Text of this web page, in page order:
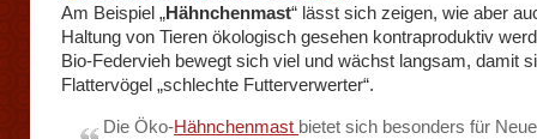
Am Beispiel „Hähnchenmast“ lässt sich zeigen, wie aber
Haltung von Tieren ökologisch gesehen kontraproduktiv
Bio-Federvieh bewegt sich viel und wächst langsam, damit
Flattervögel „schlechte Futterverwerter“.
Die Öko-Hähnchenmast bietet sich besonders für